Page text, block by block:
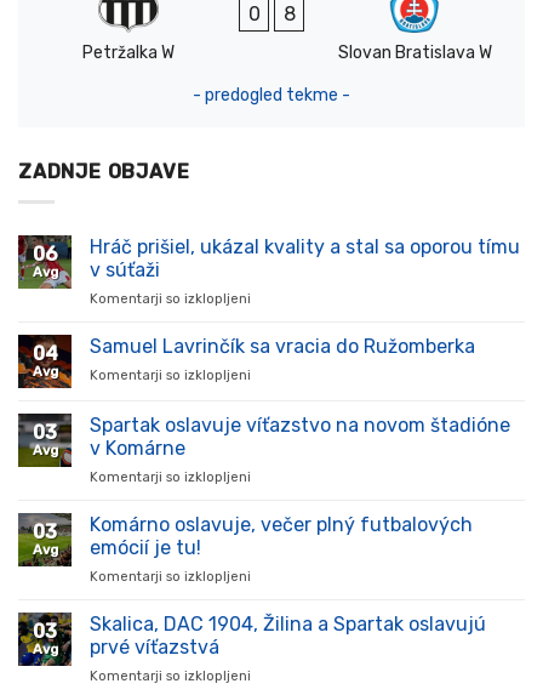
Petržalka W
0 8
Slovan Bratislava W
- predogled tekme -
ZADNJE OBJAVE
06
Avg
Hráč prišiel, ukázal kvality a stal sa oporou tímu
v súťaži
Komentarji so izklopljeni
prišiel,
stal
súťaži
04
Avg
Samuel Lavrinčík sa vracia do Ružomberka
Komentarji so izklopljeni
Lavrinčík
sa
03
Avg
Spartak oslavuje víťazstvo na novom štadióne
v Komárne
Komentarji so izklopljeni
oslavuje
v
03
Avg
Komárno oslavuje, večer plný futbalových
emócií je tu!
Komentarji so izklopljeni
oslavuje,
03
Avg
Skalica, DAC 1904, Žilina a Spartak oslavujú
prvé víťazstvá
Komentarji so izklopljeni